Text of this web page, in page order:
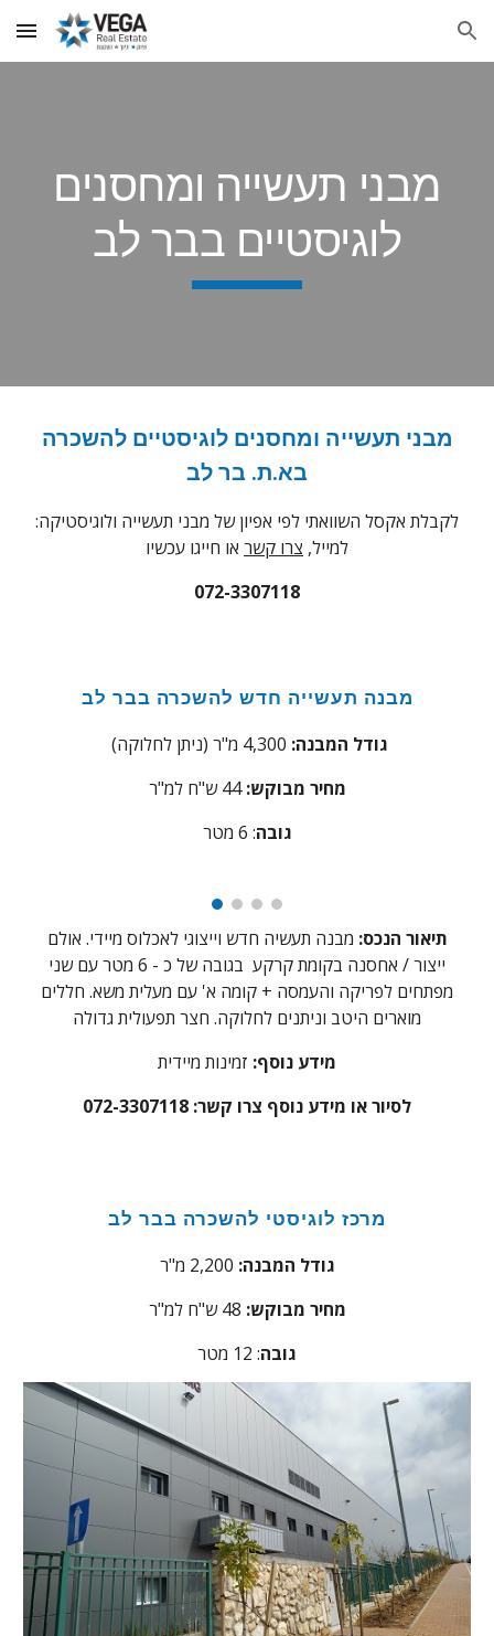
Skip to main content Skip to navigation
מבני תעשייה ומחסנים
לוגיסטיים בבר לב
מבני תעשייה ומחסנים לוגיסטיים להשכרה
בא.ת. בר לב
:לקבלת אקסל השוואתי לפי אפיון של מבני תעשייה ולוגיסטיקה
למייל, צרו קשר או חייגו עכשיו
072-3307118
מבנה תעשייה חדש להשכרה בבר לב
גודל המבנה: 4,300 מ"ר (ניתן לחלוקה)
מחיר מבוקש:44ש"ח למ"ר
גובה:
6 מטר
תיאור הנכס: מבנה תעשיה חדש וייצוגי לאכלוס מיידי. אולם
ייצור / אחסנה בקומת קרקע בגובה של כ - 6 מטר עם שני
מפתחים לפריקה והעמסה + קומה א' עם מעלית משא. חללים
מוארים היטב וניתנים לחלוקה. חצר תפעולית גדולה
מידע נוסף: זמינות מיידית
לסיור או מידע נוסף צרו קשר: 072-3307118
מרכז לוגיסטי להשכרה בבר לב
גודל המבנה:
מחיר מבוקש: 48ש"ח למ"ר
גובה: 12 מטר